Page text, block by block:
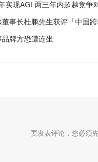
实现AGI 两三年内超越竞争
事长杜鹏先生获评「中国跨
品牌方恐遭连坐
要发表评论，您必须